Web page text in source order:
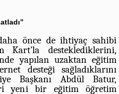
önce de ihtiyaç sahibi
Kart’la desteklediklerini,
yapılan uzaktan eğitim
desteği sağladıklarını
Başkanı Abdül Batur,
yeni bir eğitim öğretim